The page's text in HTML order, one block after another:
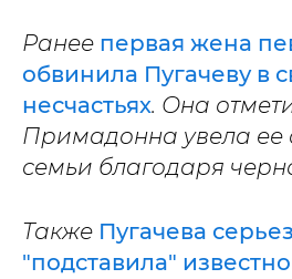
Ранее первая жена
обвинила Пугачеву в
несчастьях. Она
Примадонна увела ее
семьи благодаря
Также Пугачева
"подставила"